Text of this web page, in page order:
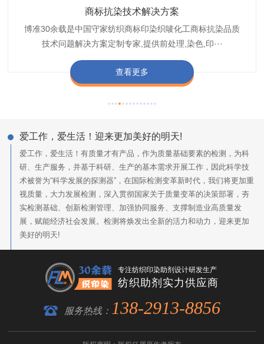
商标抗染技术解决方案
博准30余载是中国守家纺织商标印染织唛化工商标抗染品质
技术问题解决方案定制专家,提供前处理,染色,印···
查看更多
织带商标缩水技术解决方案
博准是一家专注30余载设计研发织唛印唛商标、织带织带商
标缩水品质技术问题解决方案一站式服务提供商,匠···
查看更多
服装色差技术解决方案
博准30余载专注提供纺织品印唛、织唛织造服装色差品质问
题技术解决方案一站式服务商,以其精湛的技术,科···
查看更多
纺织品商标固色剂
博准经营多年是行业专业纺织品商标固色助剂,TJ-A622,TJ-
A622,FSD,FSE商标固色剂加···
查看更多
皮革湿摩擦增进剂
博准长期致力于皮革商标湿摩擦增进助剂TJ-A6588,湿摩擦
增进剂加工定制服务技术研究与应用,凭借丰···
查看更多
爱工作，爱生活！迎来更加美好的明天!
爱工作，爱生活！有质量才有产品，作为质量基础要素的检测，为科
研、生产服务，并基于科研、生产的基本需求开展工作，因此科学技
术被誉为“科学发展的探测器”，在国际检测变革新时代，我们将更加重
视质量，大力发展检测，深入贯彻国家关于质量变革的决策部署，夯
实检测基础、创新检测管理、加强协同服务、支撑制造业高质量发
展，赋能经济社会发展。检测将焕发出全新的活力和动力，迎来更加
美好的明天!
专注纺织印染助剂设计研发生产
纺织助剂实力供应商
服务热线： 138-2913-8856